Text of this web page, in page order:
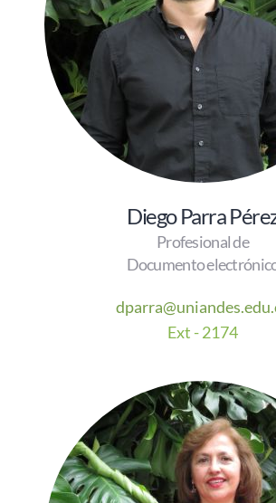
Diego Parra
Profesional de
Documento
Ext - 2174